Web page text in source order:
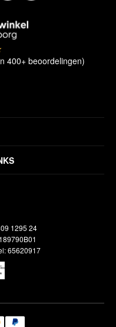
400+ beoordelingen)
1295 24
65620917